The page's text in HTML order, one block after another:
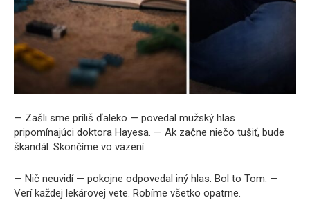
— Zašli sme príliš ďaleko — povedal mužský hlas
pripomínajúci doktora Hayesa. — Ak začne niečo tušiť, bude
škandál. Skončíme vo väzení.
— Nič neuvidí — pokojne odpovedal iný hlas. Bol to Tom. —
Verí každej lekárovej vete. Robíme všetko opatrne.